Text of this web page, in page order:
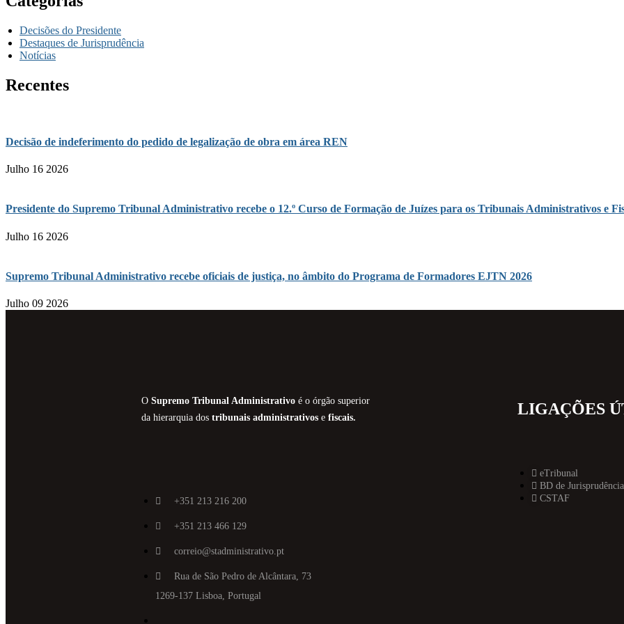
Decisões do Presidente
Destaques de Jurisprudência
Notícias
Recentes
Decisão de indeferimento do pedido de legalização de obra em área REN
Julho 16 2026
Presidente do Supremo Tribunal Administrativo recebe o 12.º Curso de Formação de Juízes para os Tribunais Administrativos e
Julho 16 2026
Supremo Tribunal Administrativo recebe oficiais de justiça, no âmbito do Programa de Formadores EJTN 2026
Julho 09 2026
O Supremo Tribunal Administrativo é o órgão superior
da hierarquia dos tribunais administrativos e fiscais.
+351 213 216 200
+351 213 466 129
correio@stadministrativo.pt
Rua de São Pedro de Alcântara, 73
1269-137 Lisboa, Portugal
LIGAÇÕES
eTribunal
BD de Jurisprudência
CSTAF